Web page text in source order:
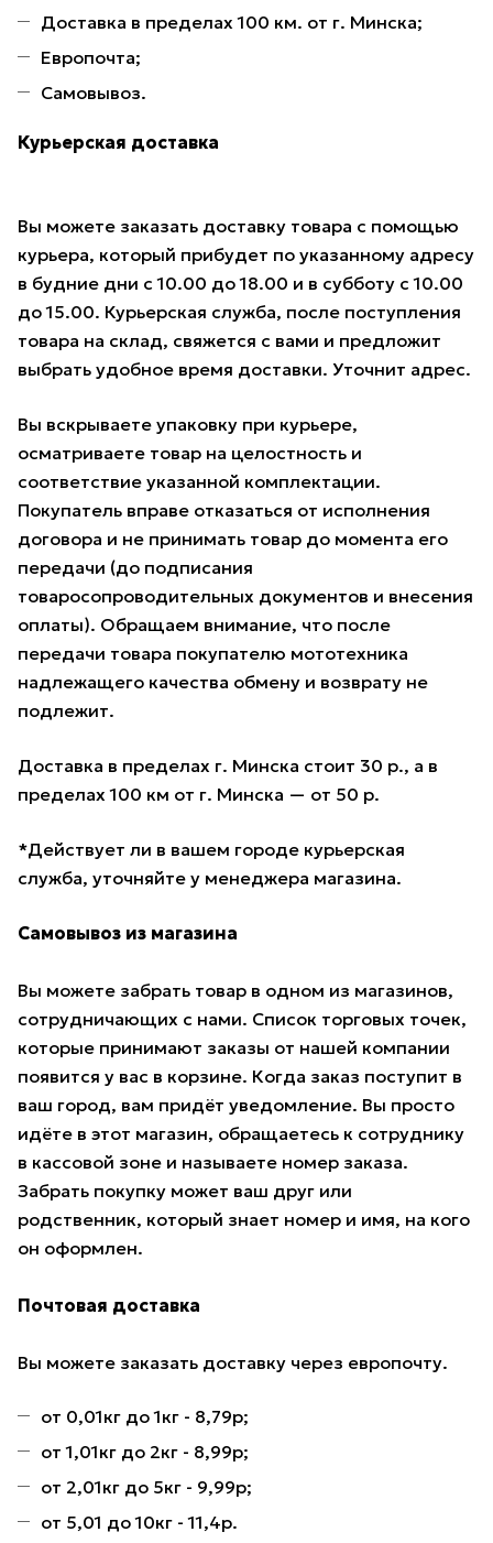
Доставка в пределах 100 км. от г. Минска;
Европочта;
Самовывоз.
Курьерская доставка
Вы можете заказать доставку товара с помощью
курьера, который прибудет по указанному адресу
в будние дни с 10.00 до 18.00 и в субботу с 10.00
до 15.00. Курьерская служба, после поступления
товара на склад, свяжется с вами и предложит
выбрать удобное время доставки. Уточнит адрес.
Вы вскрываете упаковку при курьере,
осматриваете товар на целостность и
соответствие указанной комплектации.
Покупатель вправе отказаться от исполнения
договора и не принимать товар до момента его
передачи (до подписания
товаросопроводительных документов и внесения
оплаты). Обращаем внимание, что после
передачи товара покупателю мототехника
надлежащего качества обмену и возврату не
подлежит.
Доставка в пределах г. Минска стоит 30 р., а в
пределах 100 км от г. Минска — от 50 р.
*Действует ли в вашем городе курьерская
служба, уточняйте у менеджера магазина.
Самовывоз из магазина
Вы можете забрать товар в одном из магазинов,
сотрудничающих с нами. Список торговых точек,
которые принимают заказы от нашей компании
появится у вас в корзине. Когда заказ поступит в
ваш город, вам придёт уведомление. Вы просто
идёте в этот магазин, обращаетесь к сотруднику
в кассовой зоне и называете номер заказа.
Забрать покупку может ваш друг или
родственник, который знает номер и имя, на кого
он оформлен.
Почтовая доставка
Вы можете заказать доставку через европочту.
от 0,01кг до 1кг - 8,79р;
от 1,01кг до 2кг - 8,99р;
от 2,01кг до 5кг - 9,99р;
от 5,01 до 10кг - 11,4р.